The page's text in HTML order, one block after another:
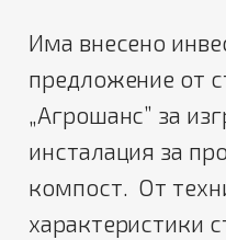
Има внесено
предложение от
„Агрошанс” за
инсталация за
компост. От
характеристики